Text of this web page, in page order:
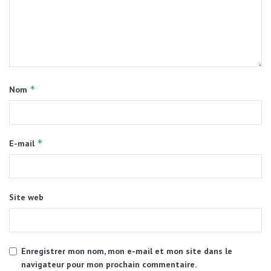
Nom *
E-mail *
Site web
Enregistrer mon nom, mon e-mail et mon site dans le
navigateur pour mon prochain commentaire.